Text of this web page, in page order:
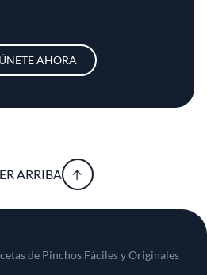
ÚNETE AHORA
ARRIBA
de Pinchos Fáciles y Originales